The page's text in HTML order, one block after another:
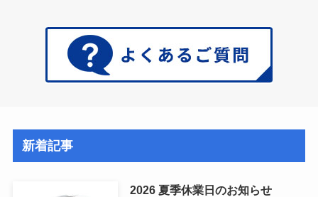
新着記事
2026 夏季休業日のお知らせ